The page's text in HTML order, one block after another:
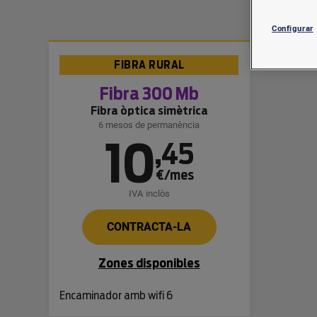
FIBRA RURAL
Fibra 300 Mb
Fibra òptica simètrica
6 mesos de permanència
10,45
€/mes
IVA inclòs
CONTRACTA-LA
Zones disponibles
Encaminador amb wifi 6
Configurar